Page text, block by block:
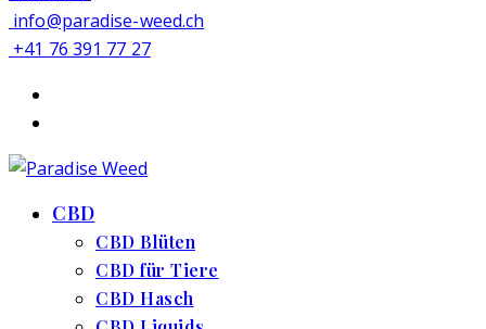
info@paradise-weed.ch
+41 76 391 77 27
CBD
CBD Blüten
CBD für Tiere
CBD Hasch